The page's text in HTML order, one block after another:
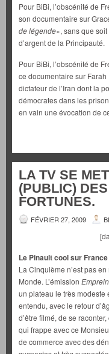
Pour BiBi, l’obscénité de
son documentaire sur
de légende», sans que
d’argent de la Principauté.
Pour BiBi, l’obscénité de
ce documentaire sur
dictateur de l’Iran dont la
démocrates dans les
en vain une évocation de
LA TV SE
(PUBLIC)
FORTUNES.
FÉVRIER 27, 2009
Le Pinault cool sur France
La Cinquième n’est pas
Monde. L’émission
un plateau le très modeste
entendu, avec le retour
d’être filmé, de se
qui frappe avec ce
de commerce avec des